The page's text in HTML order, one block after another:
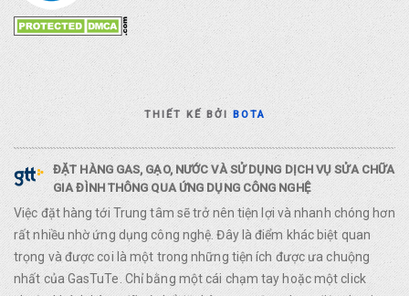
THIẾT KẾ BỞIBOTA
ĐẶT HÀNG GAS, GẠO, NƯỚC VÀ SỬ DỤNG DỊCH VỤ SỬA CHỮA
GIA ĐÌNH THÔNG QUA ỨNG DỤNG CÔNG NGHỆ
Việc đặt hàng tới Trung tâm sẽ trở nên tiện lợi và nhanh chóng hơn
rất nhiều nhờ ứng dụng công nghệ. Đây là điểm khác biệt quan
trọng và được coi là một trong những tiện ích được ưa chuộng
nhất của GasTuTe. Chỉ bằng một cái chạm tay hoặc một click